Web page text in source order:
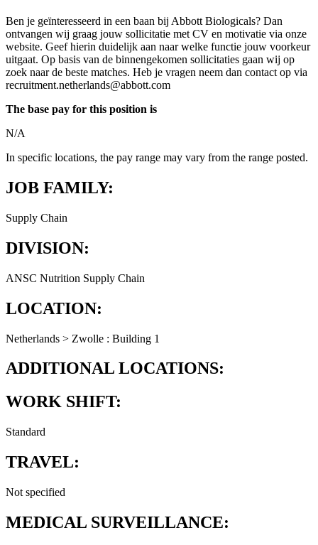
Ben je geïnteresseerd in een baan bij Abbott Biologicals? Dan
ontvangen wij graag jouw sollicitatie met CV en motivatie via onze
website. Geef hierin duidelijk aan naar welke functie jouw voorkeur
uitgaat. Op basis van de binnengekomen sollicitaties gaan wij op
zoek naar de beste matches. Heb je vragen neem dan contact op via
recruitment.netherlands@abbott.com
The base pay for this position is
N/A
In specific locations, the pay range may vary from the range posted.
JOB FAMILY:
Supply Chain
DIVISION:
ANSC Nutrition Supply Chain
LOCATION:
Netherlands > Zwolle : Building 1
ADDITIONAL LOCATIONS:
WORK SHIFT:
Standard
TRAVEL:
Not specified
MEDICAL SURVEILLANCE: